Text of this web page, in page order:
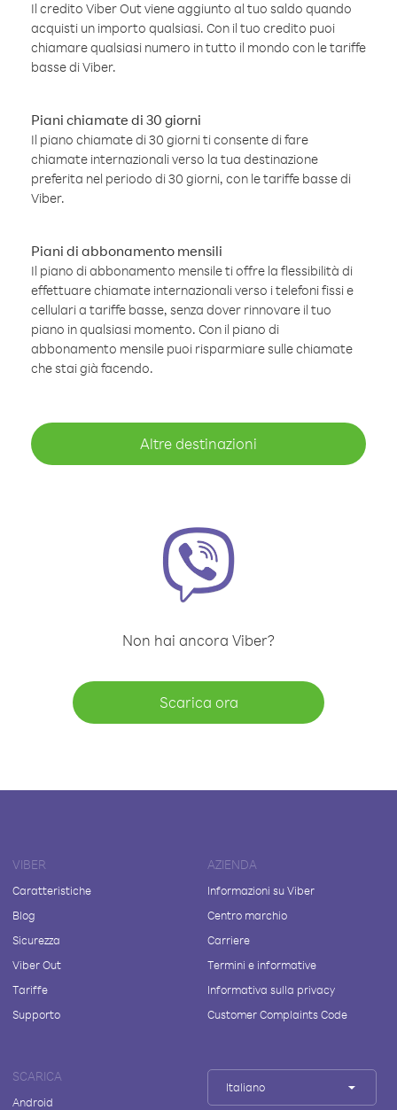
Il credito Viber Out viene aggiunto al tuo saldo quando
acquisti un importo qualsiasi. Con il tuo credito puoi
chiamare qualsiasi numero in tutto il mondo con le tariffe
basse di Viber.
Piani chiamate di 30 giorni
Il piano chiamate di 30 giorni ti consente di fare
chiamate internazionali verso la tua destinazione
preferita nel periodo di 30 giorni, con le tariffe basse di
Viber.
Piani di abbonamento mensili
Il piano di abbonamento mensile ti offre la flessibilità di
effettuare chiamate internazionali verso i telefoni fissi e
cellulari a tariffe basse, senza dover rinnovare il tuo
piano in qualsiasi momento. Con il piano di
abbonamento mensile puoi risparmiare sulle chiamate
che stai già facendo.
Altre destinazioni
Non hai ancora Viber?
Scarica ora
VIBER
Caratteristiche
Blog
Sicurezza
Viber Out
Tariffe
Supporto
AZIENDA
Informazioni su Viber
Centro marchio
Carriere
Termini e informative
Informativa sulla privacy
Customer Complaints Code
SCARICA
Android
Italiano